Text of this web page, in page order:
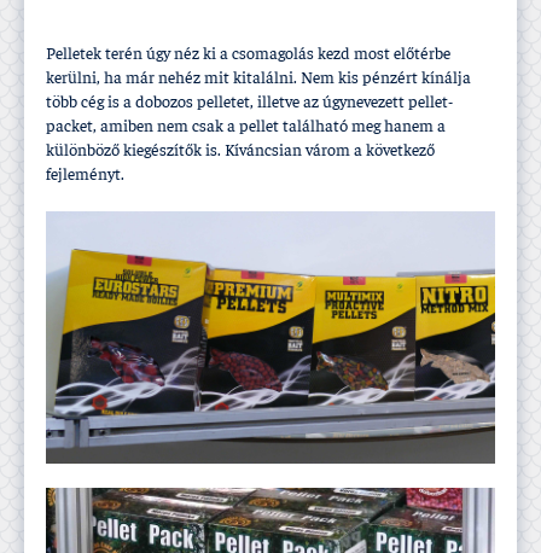
Pelletek terén úgy néz ki a csomagolás kezd most előtérbe
kerülni, ha már nehéz mit kitalálni. Nem kis pénzért kí­nálja
több cég is a dobozos pelletet, illetve az úgynevezett pellet-
packet, amiben nem csak a pellet található meg hanem a
különböző kiegészí­tők is. Kí­váncsian várom a következő
fejleményt.